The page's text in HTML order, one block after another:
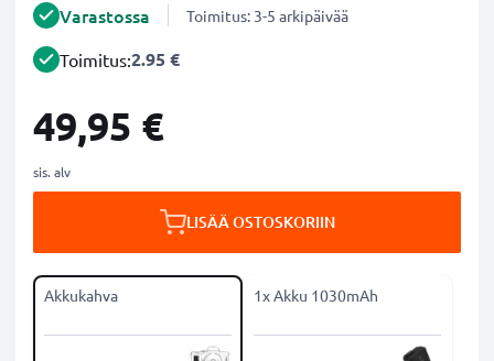
Varastossa Toimitus: 3-5 arkipäivää
Toimitus:2.95 €
49,95 €
sis. alv
LISÄÄ OSTOSKORIIN
Akkukahva 1x Akku 1030mAh